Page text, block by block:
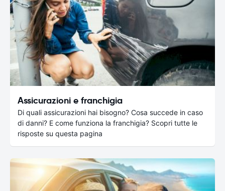
Assicurazioni e franchigia
Di quali assicurazioni hai bisogno? Cosa succede in caso
di danni? E come funziona la franchigia? Scopri tutte le
risposte su questa pagina